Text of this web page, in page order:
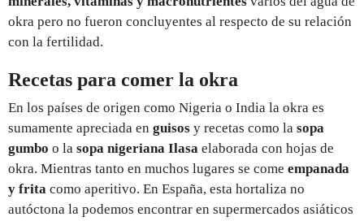
okra pero no fueron concluyentes al respecto de su relación
con la fertilidad.
Recetas para comer la okra
En los países de origen como Nigeria o India la okra es
sumamente apreciada en guisos y recetas como la sopa
gumbo o la sopa nigeriana Ilasa elaborada con hojas de
okra. Mientras tanto en muchos lugares se come empanada
y frita como aperitivo. En España, esta hortaliza no
autóctona la podemos encontrar en supermercados asiáticos